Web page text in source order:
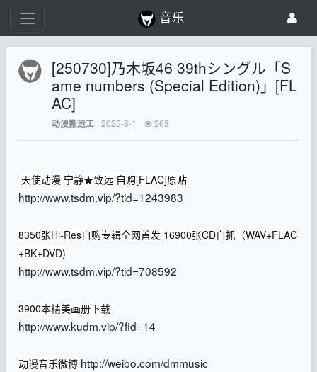
音乐
[250730]乃木坂46 39thシングル「S
ame numbers (Special Edition)」[FL
AC]
动漫搬运工 2025-8-1 263
天使动漫 宁静★致远 自购[FLAC]原贴
http://www.tsdm.vip/?tid=1243983
8350张Hi-Res自购专辑全网首发 16900张CD自抓（WAV+FLAC
+BK+DVD)
http://www.tsdm.vip/?tid=708592
3900本精美画册下载
http://www.kudm.vip/?fid=14
动漫音乐微博 http://weibo.com/dmmusic